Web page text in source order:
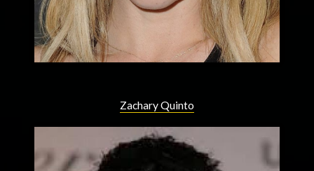
Zachary Quinto